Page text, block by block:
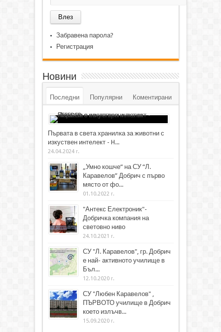
Забравена парола?
Регистрация
Новини
Последни Популярни Коментирани
Първата в света хранилка за животни с
изкуствен интелект - H...
24.04.2024 г.
„Умно кошче“ на СУ “Л.
Каравелов” Добрич с първо
място от фо...
01.10.2022 г.
"Антекс Електроник"-
Добричка компания на
световно ниво
24.10.2021 г.
СУ "Л. Каравелов", гр. Добрич
е най- активното училище в
Бъл...
12.10.2020 г.
СУ "Любен Каравелов" ,
ПЪРВОТО училище в Добрич
което излъчв...
15.09.2020 г.